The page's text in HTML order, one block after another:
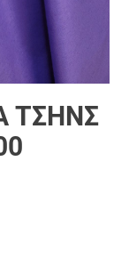
ΤΣΉΝΣ